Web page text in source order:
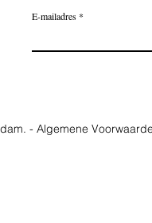
E-mailadres
- Algemene